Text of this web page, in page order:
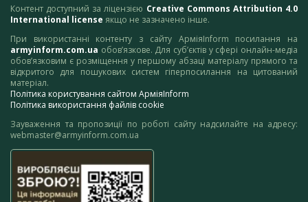
Контент доступний за ліцензією Creative Commons Attribution 4.0
International license якщо не зазначено інше.
При використанні контенту з сайту АрміяInform посилання на
armyinform.com.ua обов’язкове. Для суб’єктів у сфері онлайн-медіа
обов’язковим є розміщення у першому абзаці матеріалу прямого та
відкритого для пошукових систем гіперпосилання на цитований
матеріал.
Політика користування сайтом АрміяInform
Політика використання файлів cookie
Зауваження та пропозиції по роботі сайту надсилайте на адресу:
webmaster@armyinform.com.ua